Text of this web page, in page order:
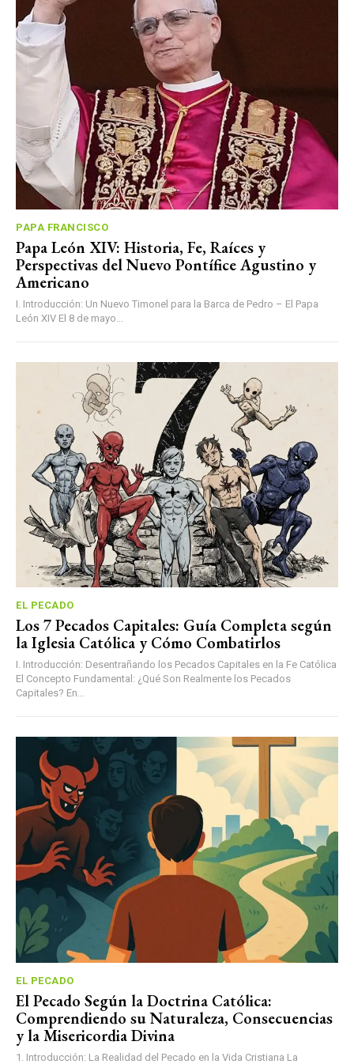
PAPA FRANCISCO
Papa León XIV: Historia, Fe, Raíces y
Perspectivas del Nuevo Pontífice Agustino y
Americano
I. Introducción: Un Nuevo Timonel para la Barca de Pedro – El Papa
León XIV El 8 de mayo...
EL PECADO
Los 7 Pecados Capitales: Guía Completa según
la Iglesia Católica y Cómo Combatirlos
I. Introducción: Desentrañando los Pecados Capitales en la Fe Católica
El Concepto Fundamental: ¿Qué Son Realmente los Pecados
Capitales? En...
EL PECADO
El Pecado Según la Doctrina Católica:
Comprendiendo su Naturaleza, Consecuencias
y la Misericordia Divina
1. Introducción: La Realidad del Pecado en la Vida Cristiana La